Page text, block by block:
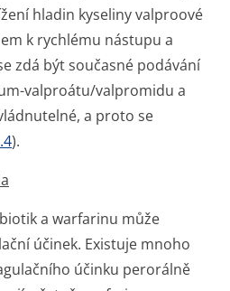
hladin kyseliny valproové
k rychlému nástupu a
zdá být současné podávání
valproátu/val­promidu a
a proto se
).
a warfarinu může
účinek. Existuje mnoho
účinku perorálně